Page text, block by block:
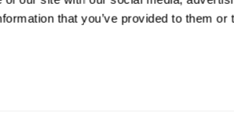
that you’ve provided to them or